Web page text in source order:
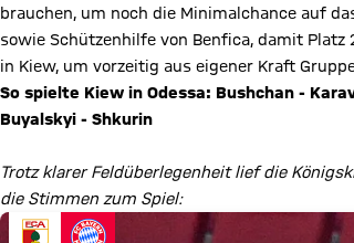
brauchen, um noch die Minimalchance auf
sowie Schützenhilfe von Benfica, damit Platz
in Kiew, um vorzeitig aus eigener Kraft
So spielte Kiew in Odessa: Bushchan -
Buyalskyi - Shkurin
Trotz klarer Feldüberlegenheit lief die
die Stimmen zum Spiel: